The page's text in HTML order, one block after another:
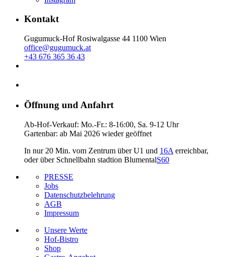
Kontakt
Gugumuck-Hof Rosiwalgasse 44 1100 Wien
office@gugumuck.at
+43 676 365 36 43
Öffnung und Anfahrt
Ab-Hof-Verkauf: Mo.-Fr.: 8-16:00, Sa. 9-12 Uhr
Gartenbar: ab Mai 2026 wieder geöffnet
In nur 20 Min. vom Zentrum über U1 und 16A erreichbar,
oder über Schnellbahn stadtion BlumentalS60
PRESSE
Jobs
Datenschutzbelehrung
AGB
Impressum
Unsere Werte
Hof-Bistro
Shop